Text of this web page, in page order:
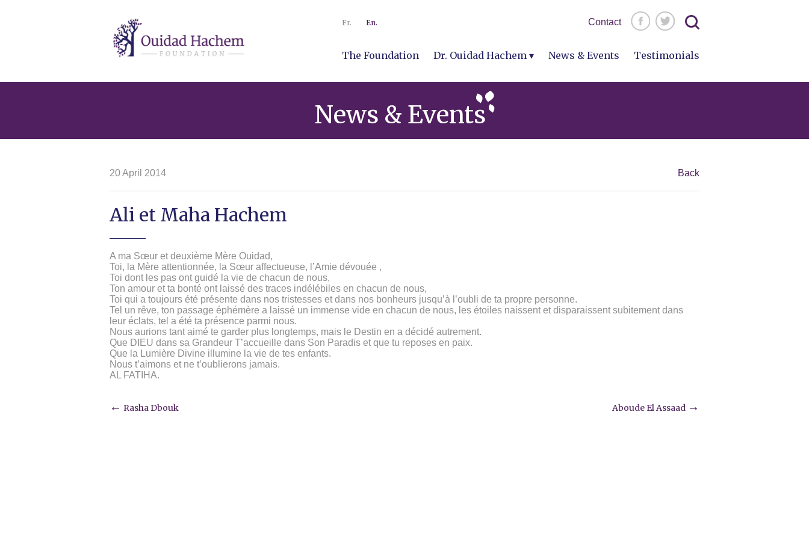
Ouidad
Hachem
Fr. En. Contact
Search
for:
The Foundation Dr. Ouidad Hachem News & Events Testimonials
News & Events
20 April 2014 Back
Ali et Maha Hachem
A ma Sœur et deuxième Mère Ouidad,
Toi, la Mère attentionnée, la Sœur affectueuse, l’Amie dévouée ,
Toi dont les pas ont guidé la vie de chacun de nous,
Ton amour et ta bonté ont laissé des traces indélébiles en chacun de nous,
Toi qui a toujours été présente dans nos tristesses et dans nos bonheurs jusqu’à l’oubli de ta propre personne.
Tel un rêve, ton passage éphémère a laissé un immense vide en chacun de nous, les étoiles naissent et disparaissent subitement dans
leur éclats, tel a été ta présence parmi nous.
Nous aurions tant aimé te garder plus longtemps, mais le Destin en a décidé autrement.
Que DIEU dans sa Grandeur T’accueille dans Son Paradis et que tu reposes en paix.
Que la Lumière Divine illumine la vie de tes enfants.
Nous t’aimons et ne t’oublierons jamais.
AL FATIHA.
Post
← Rasha Dbouk Aboude El Assaad →